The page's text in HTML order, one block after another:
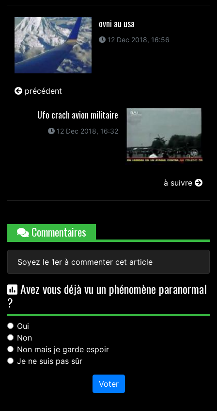
ovni au usa
12 Dec 2018, 16:56
précédent
Ufo crach avion militaire
12 Dec 2018, 16:32
à suivre
Commentaires
Soyez le 1er à commenter cet article
Avez vous déjà vu un phénomène paranormal
?
Oui
Non
Non mais je garde espoir
Je ne suis pas sûr
Voter